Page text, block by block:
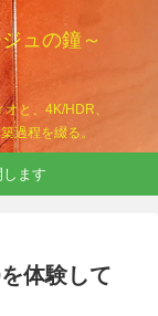
ュの鐘～
と、4K/HDR、
過程を綴る。
ます
体験して